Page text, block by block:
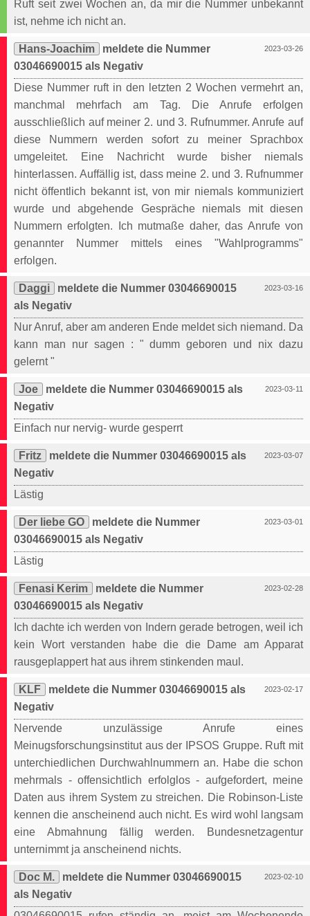
Ruft seit zwei Wochen an, da mir die Nummer unbekannt
ist, nehme ich nicht an.
2023-03-26
Hans-Joachim
meldete die Nummer
03046690015 als Negativ
Diese Nummer ruft in den letzten 2 Wochen vermehrt an,
manchmal mehrfach am Tag. Die Anrufe erfolgen
ausschließlich auf meiner 2. und 3. Rufnummer. Anrufe auf
diese Nummern werden sofort zu meiner Sprachbox
umgeleitet. Eine Nachricht wurde bisher niemals
hinterlassen. Auffällig ist, dass meine 2. und 3. Rufnummer
nicht öffentlich bekannt ist, von mir niemals kommuniziert
wurde und abgehende Gespräche niemals mit diesen
Nummern erfolgten. Ich mutmaße daher, das Anrufe von
genannter Nummer mittels eines "Wahlprogramms"
erfolgen.
2023-03-16
Daggi
meldete die Nummer 03046690015
als Negativ
Nur Anruf, aber am anderen Ende meldet sich niemand. Da
kann man nur sagen : " dumm geboren und nix dazu
gelernt "
2023-03-11
Joe
meldete die Nummer 03046690015 als
Negativ
Einfach nur nervig- wurde gesperrt
2023-03-07
Fritz
meldete die Nummer 03046690015 als
Negativ
Lästig
2023-03-01
Der liebe GO
meldete die Nummer
03046690015 als Negativ
Lästig
2023-02-28
Fenasi Kerim
meldete die Nummer
03046690015 als Negativ
Ich dachte ich werden von Indern gerade betrogen, weil ich
kein Wort verstanden habe die die Dame am Apparat
rausgeplappert hat aus ihrem stinkenden maul.
2023-02-17
KLF
meldete die Nummer 03046690015 als
Negativ
Nervende unzulässige Anrufe eines
Meinugsforschungsinstitut aus der IPSOS Gruppe. Ruft mit
unterchiedlichen Durchwahlnummern an. Habe die schon
mehrmals - offensichtlich erfolglos - aufgefordert, meine
Daten aus ihrem System zu streichen. Die Robinson-Liste
kennen die anscheinend auch nicht. Es wird wohl langsam
eine Abmahnung fällig werden. Bundesnetzagentur
unternimmt ja anscheinend nichts.
2023-02-10
Doc M.
meldete die Nummer 03046690015
als Negativ